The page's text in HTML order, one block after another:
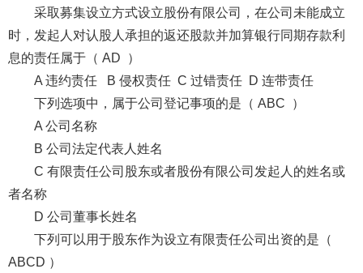
采取募集设立方式设立股份有限公司，在公司未能成立
时，发起人对认股人承担的返还股款并加算银行同期存款利
息的责任属于（ AD ）
A 违约责任 B 侵权责任 C 过错责任 D 连带责任
下列选项中，属于公司登记事项的是（ ABC ）
A 公司名称
B 公司法定代表人姓名
C 有限责任公司股东或者股份有限公司发起人的姓名或
者名称
D 公司董事长姓名
下列可以用于股东作为设立有限责任公司出资的是（
ABCD ）